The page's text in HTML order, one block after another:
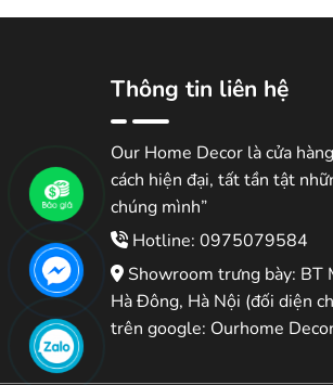
Thông tin liên hệ
Our Home Decor là cửa
cách hiện đại, tất tần tật
chúng mình”
Hotline: 0975079584
Showroom trưng bày:
Hà Đông, Hà Nội (đối diện
trên google: Ourhome